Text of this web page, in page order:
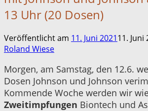
13 Uhr (20 Dosen)
Veröffentlicht am 11. Juni 202111. Juni
Roland Wiese
Morgen, am Samstag, den 12.6.
Dosen Johnson und Johnson
Kommende Woche werden wir
Zweitimpfungen Biontech und